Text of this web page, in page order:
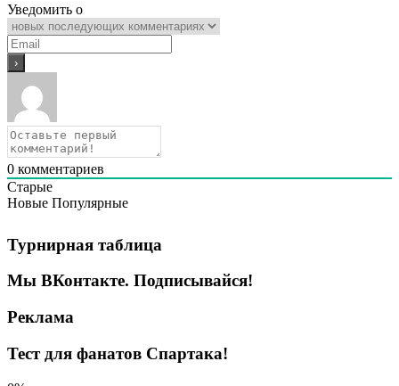
Уведомить о
0 комментариев
Старые
Новые Популярные
Турнирная таблица
Мы ВКонтакте. Подписывайся!
Реклама
Тест для фанатов Спартака!